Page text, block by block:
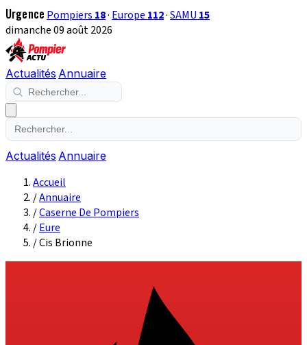
Urgence Pompiers 18· Europe 112·SAMU 15
dimanche 09 août 2026
Actualités Annuaire
Actualités Annuaire
Accueil
/Annuaire
/Caserne De Pompiers
/Eure
/Cis Brionne